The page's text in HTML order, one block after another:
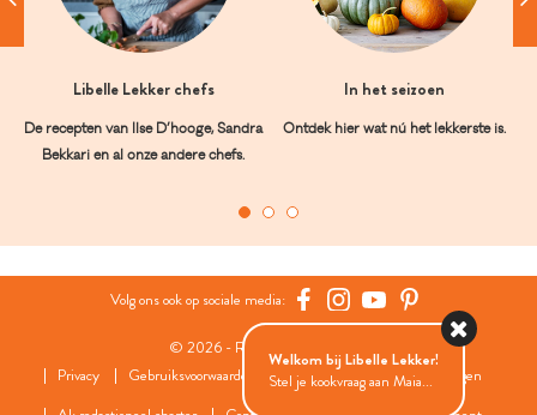
Libelle Lekker chefs
De recepten van Ilse D’hooge, Sandra
Bekkari en al onze andere chefs.
In het seizoen
Ontdek hier wat nú het lekkerste is.
Volg ons ook op sociale media:
© 2026 - Roularta Media Group
Privacy
Gebruiksvoorwaarden Cookies
Cookies instellingen
Welkom bij Libelle Lekker!
Stel je kookvraag aan Maia...